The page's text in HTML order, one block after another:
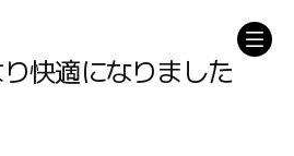
快適になりました